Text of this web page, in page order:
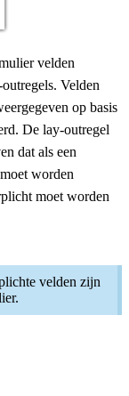
velden
. Velden
op basis
De lay-outregel
dat als een
worden
moet worden
velden zijn